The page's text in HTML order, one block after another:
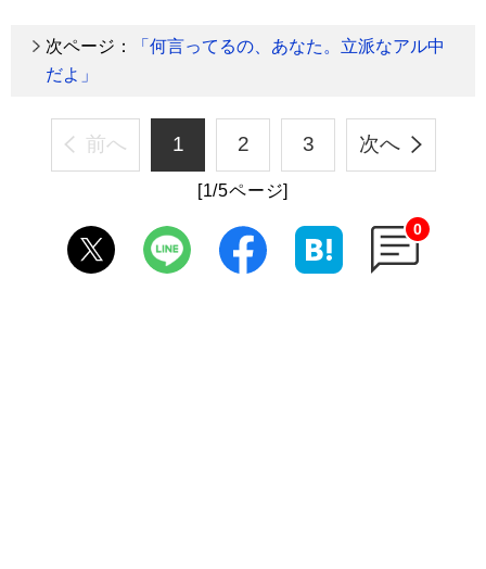
次ページ：
「何言ってるの、あなた。立派なアル中
だよ」
前へ 1 2 3 次へ
[1/5ページ]
0